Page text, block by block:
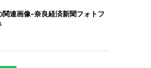
関連画像-奈良経済新聞フォトフ